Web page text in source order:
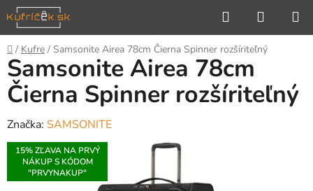
Prejsť
na
obsah
Hľadať
KOŠÍK
Domov
/ Kufre / Samsonite Airea 78cm Čierna Spinner rozšíriteľný
Samsonite Airea 78cm
Čierna Spinner rozšíriteľný
Značka: SAMSONITE
15% ZĽAVA NA PRVÝ
NÁKUP S KÓDOM
"PRVYNAKUP"